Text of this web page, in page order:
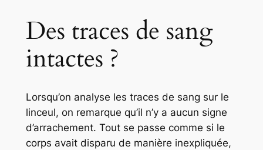
Des traces de sang
intactes ?
Lorsqu’on analyse les traces de sang sur le
linceul, on remarque qu’il n’y a aucun signe
d’arrachement. Tout se passe comme si le
corps avait disparu de manière inexpliquée,